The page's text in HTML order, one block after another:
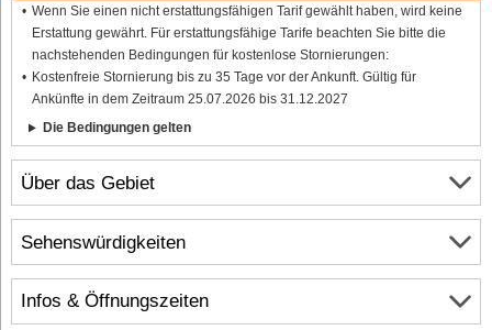
Über das Gebiet
Infos & Öffnungszeiten
Wenn Sie einen nicht erstattungsfähigen Tarif gewählt haben, wird keine
Erstattung gewährt. Für erstattungsfähige Tarife beachten Sie bitte die
nachstehenden Bedingungen für kostenlose Stornierungen:
Kostenfreie Stornierung bis zu 35 Tage vor der Ankunft. Gültig für
Ankünfte in dem Zeitraum 25.07.2026 bis 31.12.2027
Die Bedingungen gelten
Sehenswürdigkeiten